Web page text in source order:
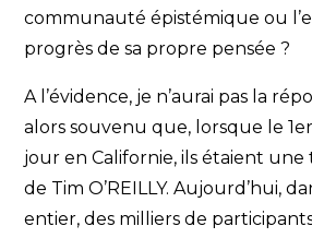
communauté épistémique ou
progrès de sa propre pensée ?
A l’évidence, je n’aurai pas la
alors souvenu que, lorsque le 1er
jour en Californie, ils étaient
de Tim O’REILLY. Aujourd’hui,
entier, des milliers de